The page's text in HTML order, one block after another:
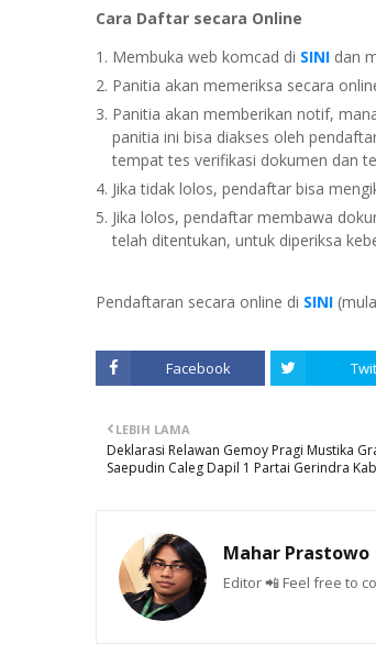
Cara Daftar secara Online
Membuka web komcad di SINI dan
Panitia akan memeriksa secara
Panitia akan memberikan notif,
panitia ini bisa diakses oleh
tempat tes verifikasi dokumen dan
Jika tidak lolos, pendaftar bisa
Jika lolos, pendaftar membawa
telah ditentukan, untuk diperiksa
Pendaftaran secara online di SINI
Facebook
LEBIH LAMA
Deklarasi Relawan Gemoy Pragi Mustika
Saepudin Caleg Dapil 1 Partai Gerindra
Mahar Prastowo
Editor 📲 Feel free to